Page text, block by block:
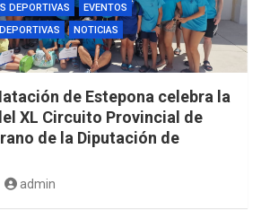
DEPORTIVAS
EVENTOS
NOTICIAS
de Estepona celebra la
XL Circuito Provincial de
de la Diputación de
admin